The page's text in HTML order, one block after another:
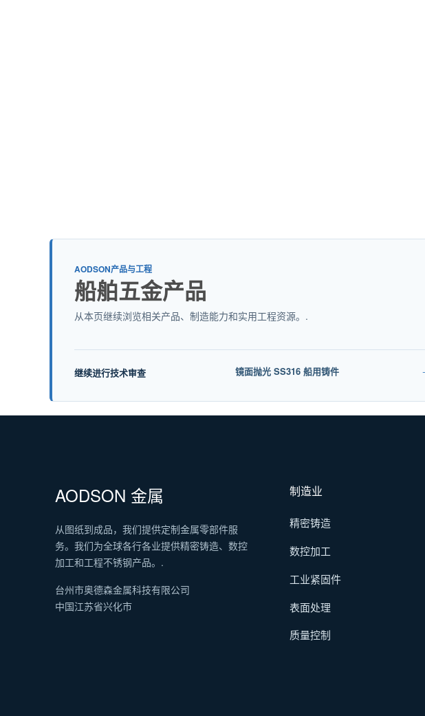
AODSON产品与工程
船舶五金产品
从本页继续浏览相关产品、制造能力和实用工程资源。.
继续进行技术审查 镜面抛光 SS316 船用铸件
AODSON 金属
从图纸到成品，我们提供定制金属零部件服
务。我们为全球各行各业提供精密铸造、数控
加工和工程不锈钢产品。.
台州市奥德森金属科技有限公司
中国江苏省兴化市
制造业
精密铸造
数控加工
工业紧固件
表面处理
质量控制